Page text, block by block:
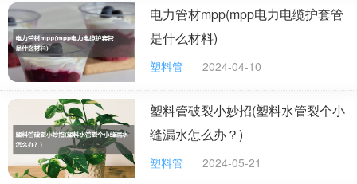
PVC总产量的80%左右。
发展趋势：
我国pvc管树脂消费主要集中在华南和华东两个
地区，广东、浙江、福建、山东和江苏等省份的消费合计
约占全国总消费量的70.0%，其中，广东和福建省市场需
电力管材mpp(mpp电力电缆护套管
是什么材料)
塑料管 2024-04-10
塑料管破裂小妙招(塑料水管裂个小
缝漏水怎么办？)
塑料管 2024-05-21